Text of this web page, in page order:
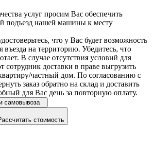
услуг просим Вас обеспечить
подъезд нашей машины к месту
что у Вас будет возможность
въезда на территорию. Убедитесь, что
В случае отсутствия условий для
сотрудник доставки в праве выгрузить
квартиру/частный дом. По согласованию с
заказ обратно на склад и доставить
для Вас день за повторную оплату.
самовывоза
стоимость